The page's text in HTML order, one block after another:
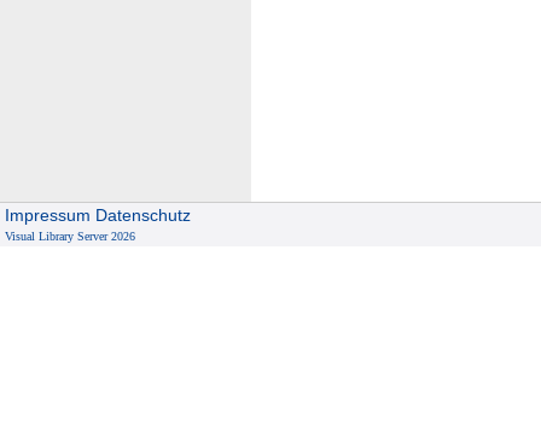
Impressum Datenschutz
Visual Library Server 2026